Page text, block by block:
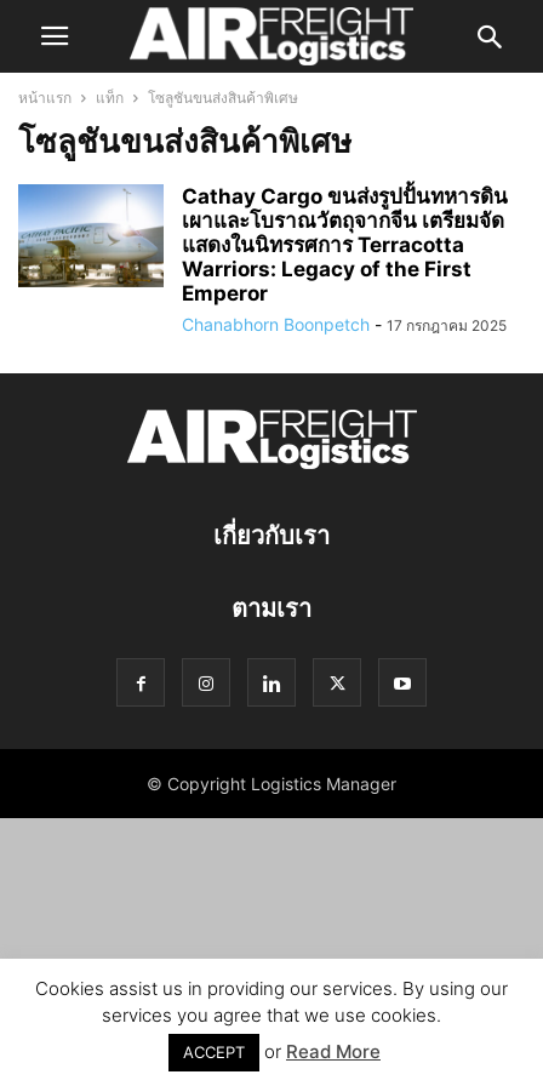
หน้าแรก แท็ก โซลูชันขนส่งสินค้าพิเศษ
โซลูชันขนส่งสินค้าพิเศษ
Cathay Cargo ขนส่งรูปปั้นทหารดิน
เผาและโบราณวัตถุจากจีน เตรียมจัด
แสดงในนิทรรศการ Terracotta
Warriors: Legacy of the First
Emperor
Chanabhorn Boonpetch - 17 กรกฎาคม 2025
เกี่ยวกับเรา
ตามเรา
© Copyright Logistics Manager
Cookies assist us in providing our services. By using our
services you agree that we use cookies.
ACCEPT or Read More